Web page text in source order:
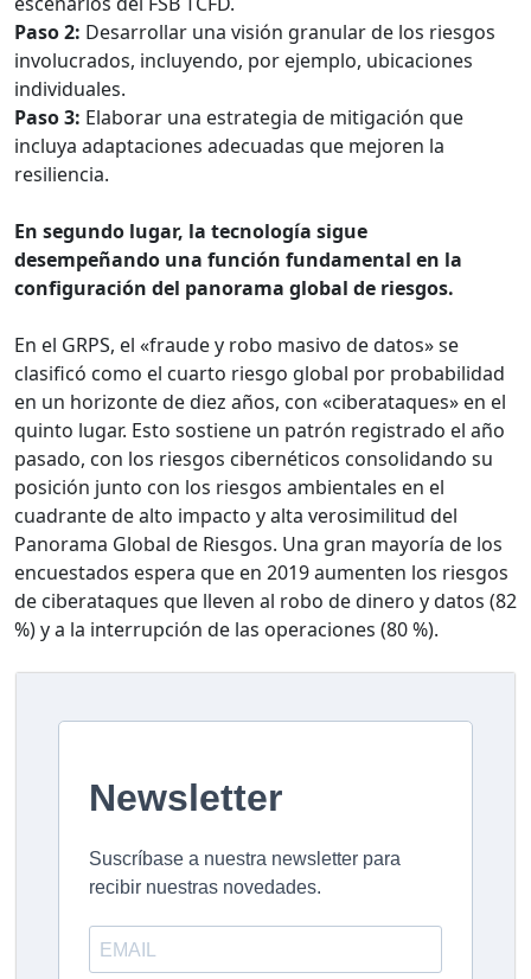
Paso 2: Desarrollar una visión granular de los riesgos
involucrados, incluyendo, por ejemplo, ubicaciones
individuales.
Paso 3: Elaborar una estrategia de mitigación que
incluya adaptaciones adecuadas que mejoren la
resiliencia.
En segundo lugar, la tecnología sigue
desempeñando una función fundamental en la
configuración del panorama global de riesgos.
En el GRPS, el «fraude y robo masivo de datos» se
clasificó como el cuarto riesgo global por probabilidad
en un horizonte de diez años, con «ciberataques» en el
quinto lugar. Esto sostiene un patrón registrado el año
pasado, con los riesgos cibernéticos consolidando su
posición junto con los riesgos ambientales en el
cuadrante de alto impacto y alta verosimilitud del
Panorama Global de Riesgos. Una gran mayoría de los
encuestados espera que en 2019 aumenten los riesgos
de ciberataques que lleven al robo de dinero y datos (82
%) y a la interrupción de las operaciones (80 %).